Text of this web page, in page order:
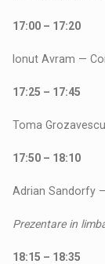
17:00 – 17:20
Ionut Avram —
17:25 – 17:45
Toma
17:50 – 18:10
Adrian Sandorfy
Prezentare in
18:15 – 18:35